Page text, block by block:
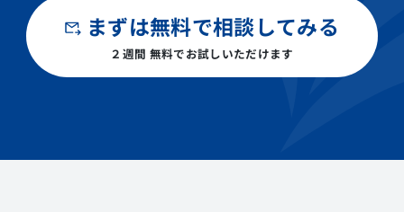
まずは無料で相談してみる
２週間 無料でお試しいただけます